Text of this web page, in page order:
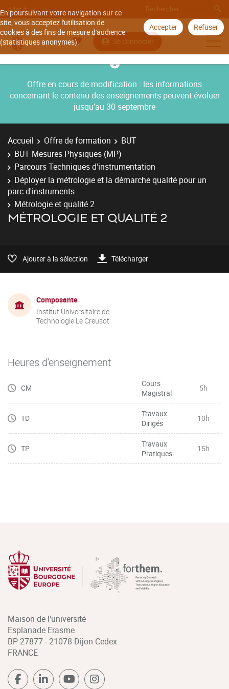
En poursuivant votre navigation sur ce
site, vous acceptez l'utilisation de
cookies à des fins de mesure d'audience
(statistiques anonymes).
Accepter Refuser
Aller à
Se connecter
Offre en cours de modification : les informations
concernant le contenu des enseignements peuvent évoluer
jusqu’au 30 septembre
Accueil Offre de formation
BUT
BUT Mesures Physiques (MP)
Parcours Techniques d'instrumentation
Déployer la métrologie et la démarche qualité pour un
parc d'instruments
Métrologie et qualité 2
MÉTROLOGIE ET QUALITÉ 2
Ajouter à la sélection Télécharger
Composante
Institut Universitaire de
Technologie Le Creusot
Heures d'enseignement
CM
Cours
Magistral
5h
TD
Travaux
Dirigés
10h
TP
Travaux
Pratiques
15h
Maison de l'université
Esplanade Erasme
BP 27877 - 21078 Dijon Cedex
FRANCE